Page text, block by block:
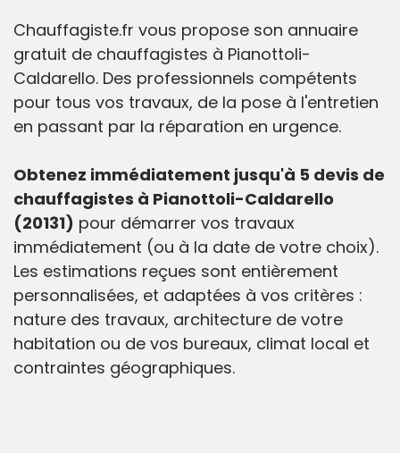
Chauffagiste.fr vous propose son annuaire
gratuit de chauffagistes à Pianottoli-
Caldarello. Des professionnels compétents
pour tous vos travaux, de la pose à l'entretien
en passant par la réparation en urgence.
Obtenez immédiatement jusqu'à 5 devis de
chauffagistes à Pianottoli-Caldarello
(20131) pour démarrer vos travaux
immédiatement (ou à la date de votre choix).
Les estimations reçues sont entièrement
personnalisées, et adaptées à vos critères :
nature des travaux, architecture de votre
habitation ou de vos bureaux, climat local et
contraintes géographiques.